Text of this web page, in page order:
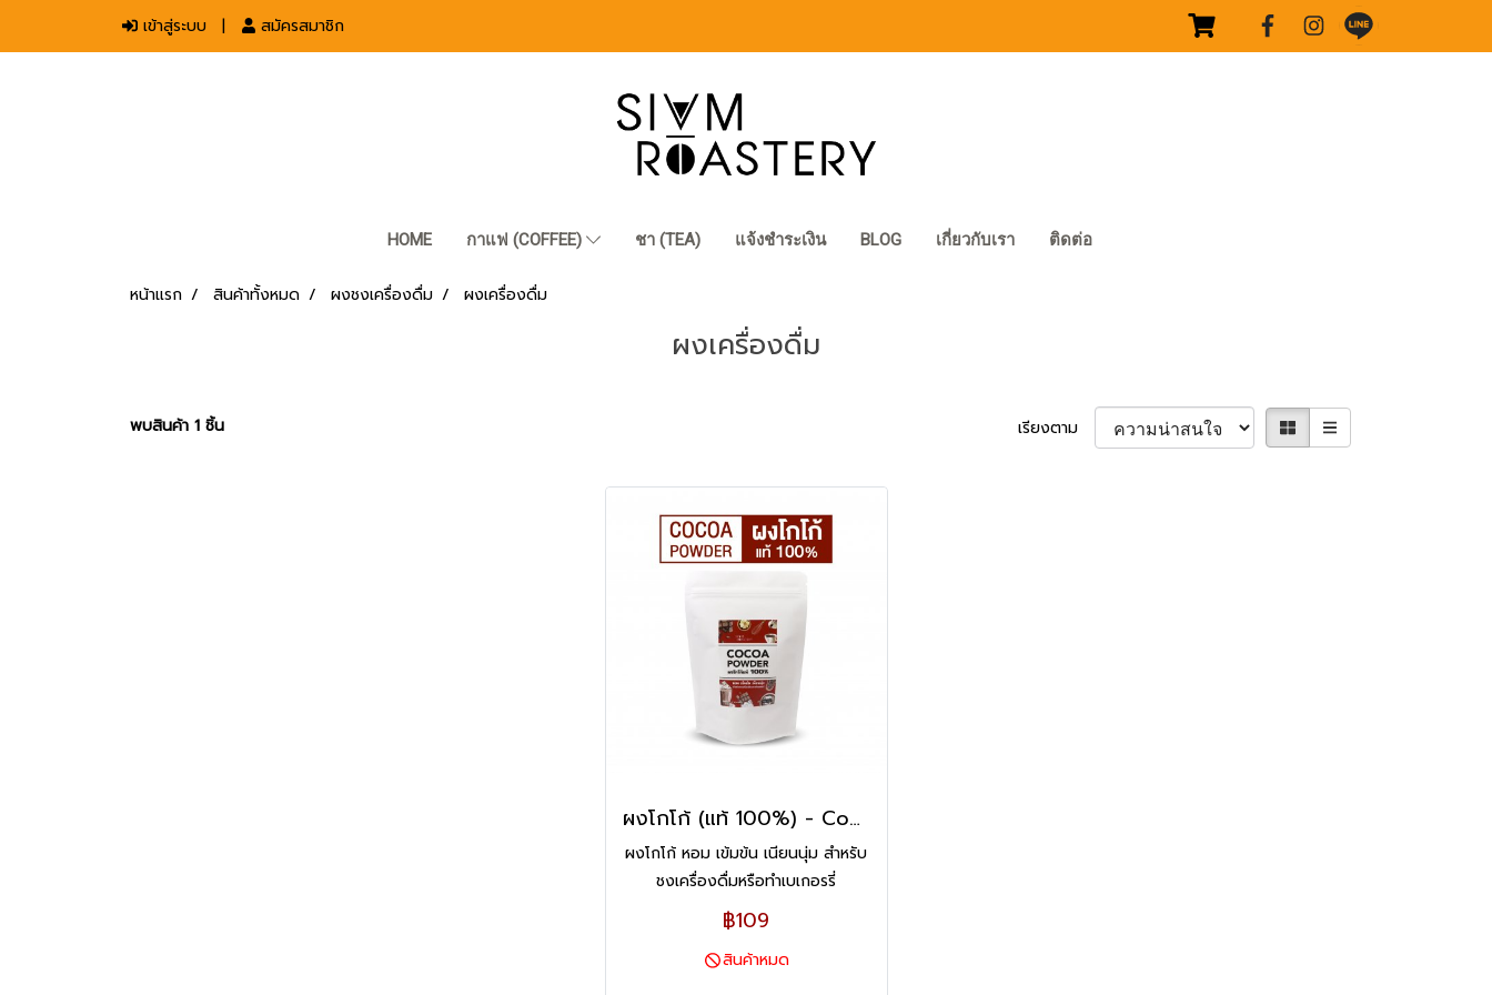
เข้าสู่ระบบ สมัครสมาชิก
HOME กาแฟ (COFFEE) ชา (TEA) แจ้งชำระเงิน BLOG เกี่ยวกับเรา ติดต่อ
หน้าแรก สินค้าทั้งหมด ผงชงเครื่องดื่ม ผงเครื่องดื่ม
ผงเครื่องดื่ม
พบสินค้า 1 ชิ้น เรียงตาม
ผงโกโก้ (แท้ 100%) - Cocoa Powder
ผงโกโก้ หอม เข้มข้น เนียนนุ่ม สำหรับ
ชงเครื่องดื่มหรือทำเบเกอรรี่
฿109
สินค้าหมด